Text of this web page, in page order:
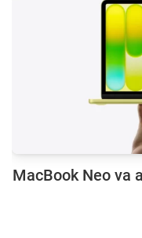
MacBook Neo va